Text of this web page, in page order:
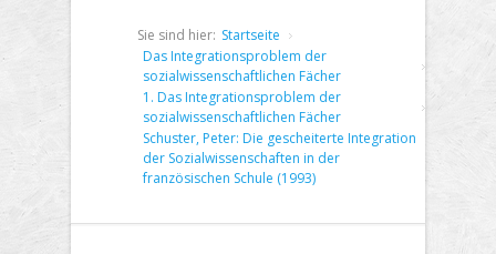
Sie sind hier: Startseite
Das Integrationsproblem der
sozialwissenschaftlichen Fächer
1. Das Integrationsproblem der
sozialwissenschaftlichen Fächer
Schuster, Peter: Die gescheiterte Integration
der Sozialwissenschaften in der
französischen Schule (1993)